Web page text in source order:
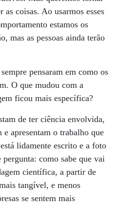
coisas. Ao usarmos esses
estamos os
mas as pessoas ainda terão
pensaram em como os
O que mudou com a
ficou mais específica?
de ter ciência envolvida,
e apresentam o trabalho que
lidamente escrito e a foto
como sabe que vai
científica, a partir de
tangível, e menos
se sentem mais